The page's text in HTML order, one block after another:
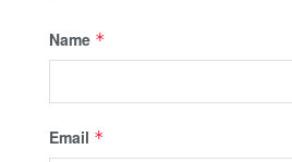
Name *
Email *